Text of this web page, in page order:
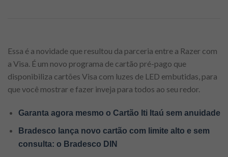
Essa é a novidade que resultou da parceria entre a Razer com
a Visa. É um novo programa de cartão pré-pago que
disponibiliza cartões Visa com luzes de LED embutidas, para
que você mostrar e fazer inveja para todos ao seu redor.
Garanta agora mesmo o Cartão Iti Itaú sem anuidade
Bradesco lança novo cartão com limite alto e sem
consulta: o Bradesco DIN